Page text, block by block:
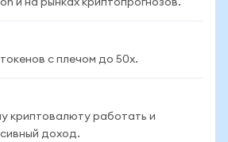
и на рынках криптопрогнозов.
с плечом до 50x.
криптовалюту работать и
доход.